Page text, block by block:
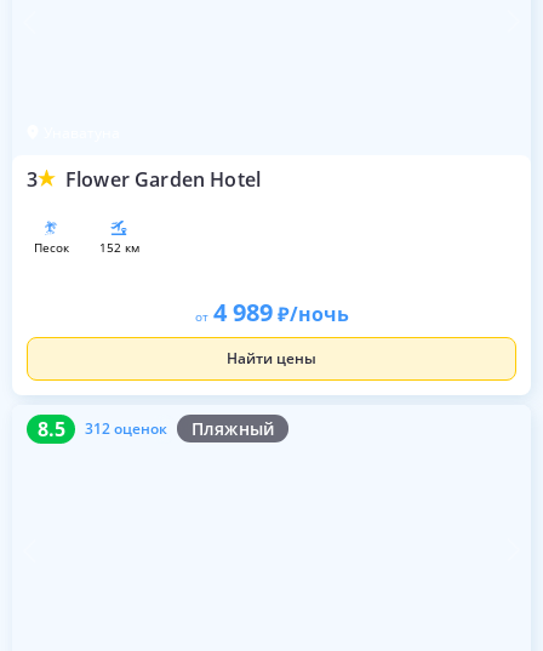
3 Flower Garden Hotel
песок 152 км
от 4 989 /ночь
Найти цены
8.5 312 оценок Пляжный
8.5 312 оценок